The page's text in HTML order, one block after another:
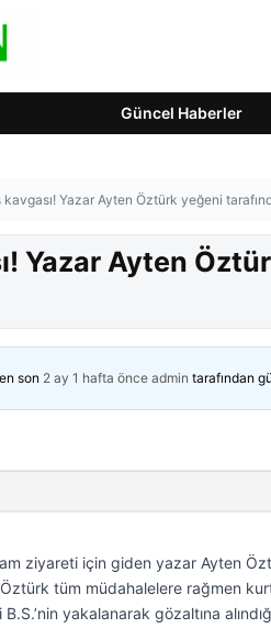
Güncel Haberler
kavgası! Yazar Ayten Öztürk yeğeni
Yazar Ayten
son 2 ay 1 hafta önce admin tarafından
ziyareti için giden yazar Ayten
tüm müdahalelere rağmen
yakalanarak gözaltına